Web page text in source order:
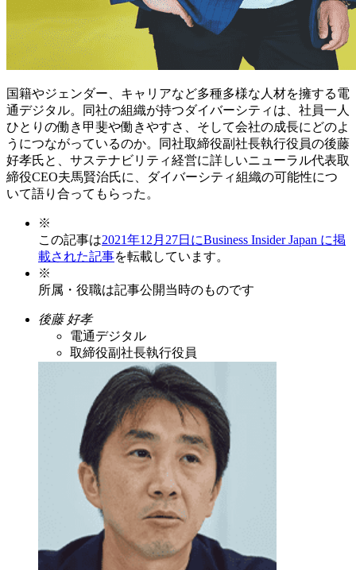
国籍やジェンダー、キャリアなど多種多様な人材を擁する電
通デジタル。同社の組織が持つダイバーシティは、社員一人
ひとりの働き甲斐や働きやすさ、そして会社の成長にどのよ
うにつながっているのか。同社取締役副社長執行役員の後藤
好孝氏と、サステナビリティ経営に詳しいニューラル代表取
締役CEO夫馬賢治氏に、ダイバーシティ組織の可能性につ
いて語り合ってもらった。
※
この記事は2021年12月27日にBusiness Insider Japan に掲
載された記事を転載しています。
※
所属・役職は記事公開当時のものです
後藤 好孝
電通デジタル
取締役副社長執行役員